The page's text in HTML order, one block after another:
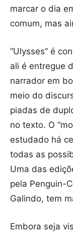
marcar o dia
comum, mas
“Ulysses” é
ali é entregue
narrador em
meio do
piadas de
no texto. O
estudado há
todas as
Uma das
pela Penguin-
Galindo, tem
Embora seja